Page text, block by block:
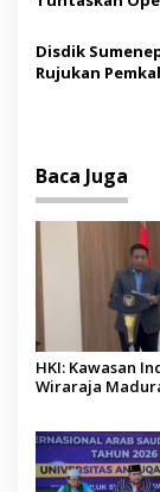
Tindakan Medis
Disdik
Rujukan
Baca Juga
HKI: Kawasan
Wiraraja